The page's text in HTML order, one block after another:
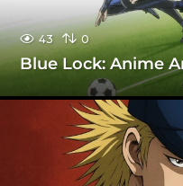
43 0
Blue Lock: Anime